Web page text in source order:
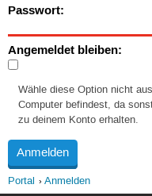
Passwort:
Angemeldet bleiben:
Wähle diese Option nicht
Computer befindest, da
zu deinem Konto erhalten.
Portal Anmelden